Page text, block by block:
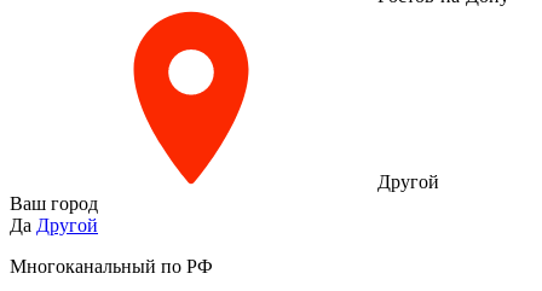
Другой
Ваш город
Да Другой
Многоканальный по РФ